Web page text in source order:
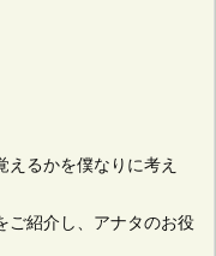
るかを僕なりに考え
ご紹介し、アナタのお役